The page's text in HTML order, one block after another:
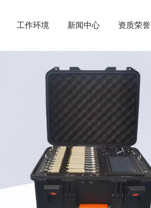
工作环境 新闻中心 资质荣誉